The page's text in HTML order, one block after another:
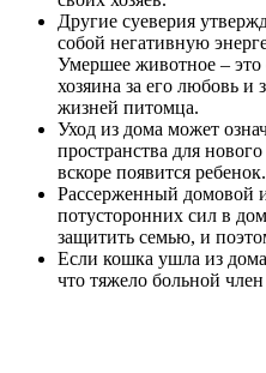
Другие суеверия
собой негативную
Умершее животное – это
хозяина за его любовь и
жизней питомца.
Уход из дома может
пространства для
вскоре появится ребенок.
Рассерженный домовой
потусторонних сил в
защитить семью, и
Если кошка ушла из
что тяжело больной